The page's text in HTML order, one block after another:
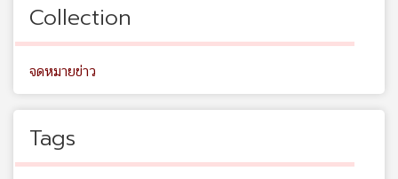
Collection
จดหมายข่าว
Tags